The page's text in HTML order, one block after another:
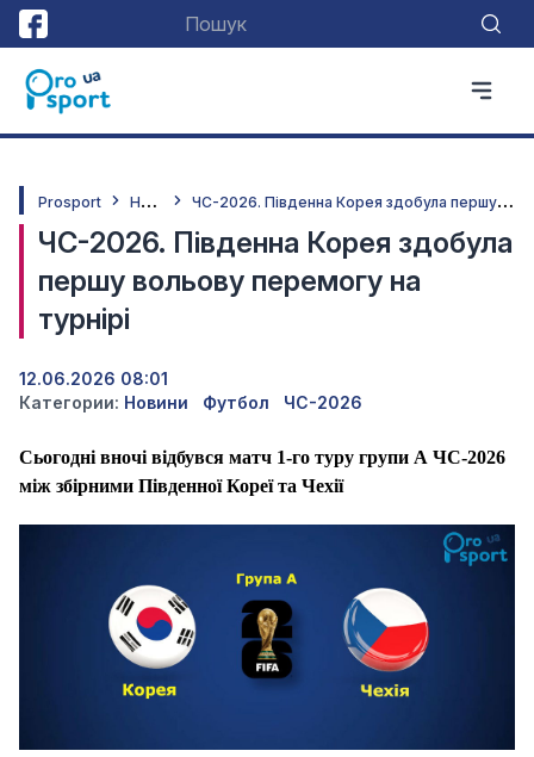
Prosport Н
овини Ч
С-2026. Південна Корея здобула першу вольову перемогу на турнірі
ЧС-2026. Південна Корея здобула
першу вольову перемогу на
турнірі
12.06.2026 08:01
Категории: Новини Футбол ЧС-2026
Сьогодні вночі відбувся матч 1-го туру групи А ЧС-2026
між збірними Південної Кореї та Чехії